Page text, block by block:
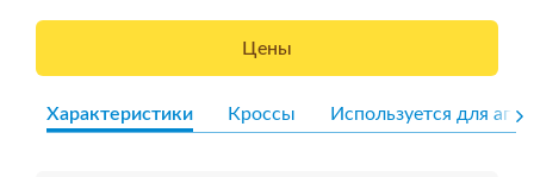
Цены
Характеристики Кроссы Используется для